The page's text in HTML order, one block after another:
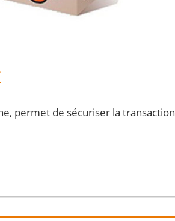
permet de sécuriser la transaction